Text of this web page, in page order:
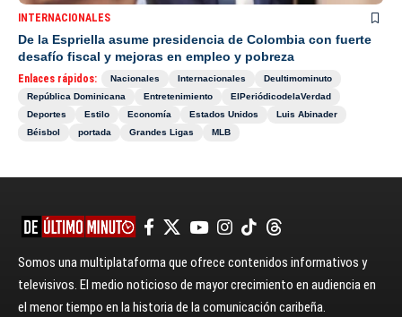
INTERNACIONALES
De la Espriella asume presidencia de Colombia con fuerte
desafío fiscal y mejoras en empleo y pobreza
Enlaces rápidos: Nacionales Internacionales
Deultimominuto
República Dominicana
Entretenimiento
ElPeriódicodelaVerdad
Deportes
Estilo Economía Estados Unidos
Luis Abinader
Béisbol
portada Grandes Ligas MLB
Somos una multiplataforma que ofrece contenidos informativos y
televisivos. El medio noticioso de mayor crecimiento en audiencia en
el menor tiempo en la historia de la comunicación caribeña.